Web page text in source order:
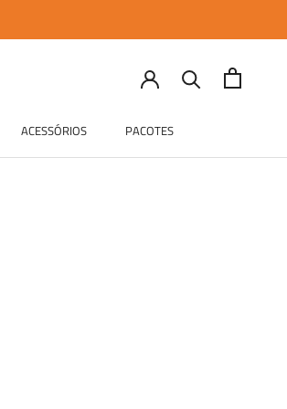
ACESSÓRIOS
PACOTES